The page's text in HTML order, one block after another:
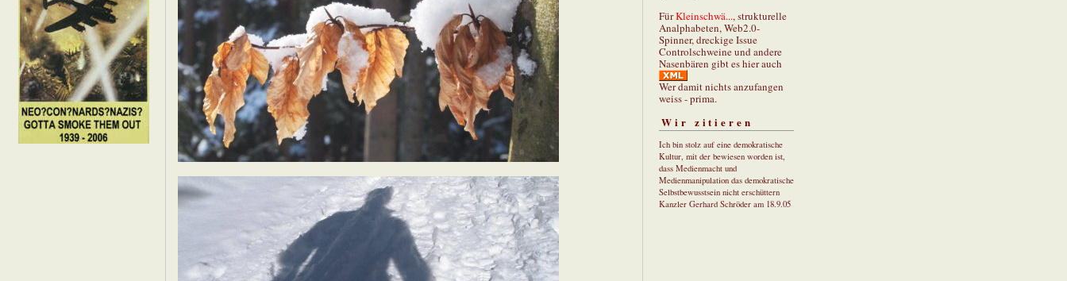
FürKleinschwä..., strukturelle
Analphabeten, Web2.0-
Spinner, dreckige Issue
Controlschweine und andere
Nasenbären gibt es hier auch
Wer damit nichts anzufangen
weiss - prima.
Wir zitieren
Ich bin stolz auf eine demokratische
Kultur, mit der bewiesen worden ist,
dass Medienmacht und
Medienmanipulation das demokratische
Selbstbewusstsein nicht erschüttern
Kanzler Gerhard Schröder am 18.9.05